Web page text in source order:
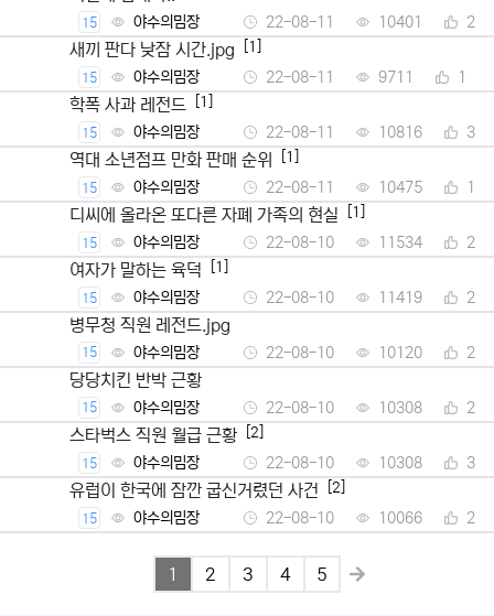
15 야수의밈장 22-08-11 10401 2
새끼 판다 낮잠 시간.jpg [1]
15 야수의밈장 22-08-11 9711 1
학폭 사과 레전드 [1]
15 야수의밈장 22-08-11 10816 3
역대 소년점프 만화 판매 순위 [1]
15 야수의밈장 22-08-11 10475 1
디씨에 올라온 또다른 자폐 가족의 현실 [1]
15 야수의밈장 22-08-10 11534 2
여자가 말하는 육덕 [1]
15 야수의밈장 22-08-10 11419 2
병무청 직원 레전드.jpg
15 야수의밈장 22-08-10 10120 2
당당치킨 반박 근황
15 야수의밈장 22-08-10 10308 2
스타벅스 직원 월급 근황 [2]
15 야수의밈장 22-08-10 10308 3
유럽이 한국에 잠깐 굽신거렸던 사건 [2]
15 야수의밈장 22-08-10 10066 2
1 2 3 4 5